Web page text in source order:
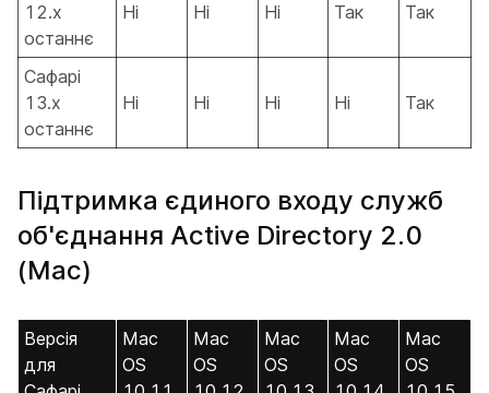
12.x
останнє
Ні Ні Ні Так Так
Сафарі
13.x
останнє
Ні Ні Ні Ні Так
Підтримка єдиного входу служб
об'єднання Active Directory 2.0
(Mac)
Версія
для
Mac
OS
Mac
OS
Mac
OS
Mac
OS
Mac
OS